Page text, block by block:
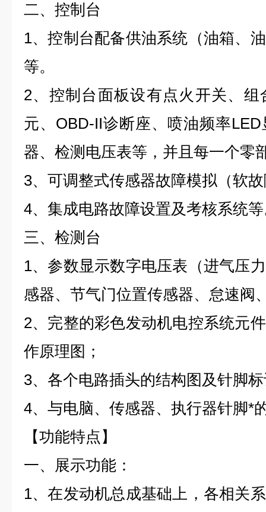
二、控制台
1、控制台配备供油系统（油箱、
等。
2、控制台面板设有点火开关、
元、OBD-II诊断座、喷油频率
器、检测电压表等，并且每一个零
3、可调整式传感器故障模拟（软
4、集成电路故障设置及考核系统
三、检测台
1、参数显示数字电压表（进气压
感器、节气门位置传感器、怠速阀
2、完整的彩色发动机电控系统元
作原理图；
3、各个电路插头的结构图及针脚
4、与电脑、传感器、执行器针脚*
【功能特点】
一、展示功能：
1、在发动机总成基础上，各相关